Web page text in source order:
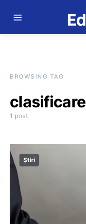
BROWSING TAG
clasificare
1 post
Știri